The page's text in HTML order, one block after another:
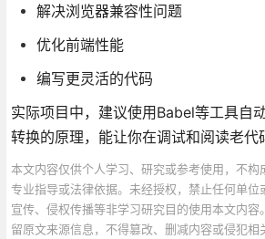
解决浏览器兼容性问题
优化前端性能
编写更灵活的代码
实际项目中，建议使用Babel等工具自
转换的原理，能让你在调试和阅读老代
本文内容仅供个人学习、研究或参考使用，不构
专业指导或法律依据。未经授权，禁止任何单位
宣传、侵权传播等非学习研究目的使用本文内容
留原文来源信息，不得篡改、删减内容或侵犯相